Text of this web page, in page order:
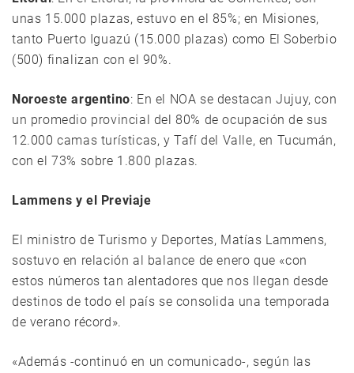
unas 15.000 plazas, estuvo en el 85%; en Misiones,
tanto Puerto Iguazú (15.000 plazas) como El Soberbio
(500) finalizan con el 90%.
Noroeste argentino: En el NOA se destacan Jujuy, con
un promedio provincial del 80% de ocupación de sus
12.000 camas turísticas, y Tafí del Valle, en Tucumán,
con el 73% sobre 1.800 plazas.
Lammens y el Previaje
El ministro de Turismo y Deportes, Matías Lammens,
sostuvo en relación al balance de enero que «con
estos números tan alentadores que nos llegan desde
destinos de todo el país se consolida una temporada
de verano récord».
«Además -continuó en un comunicado-, según las